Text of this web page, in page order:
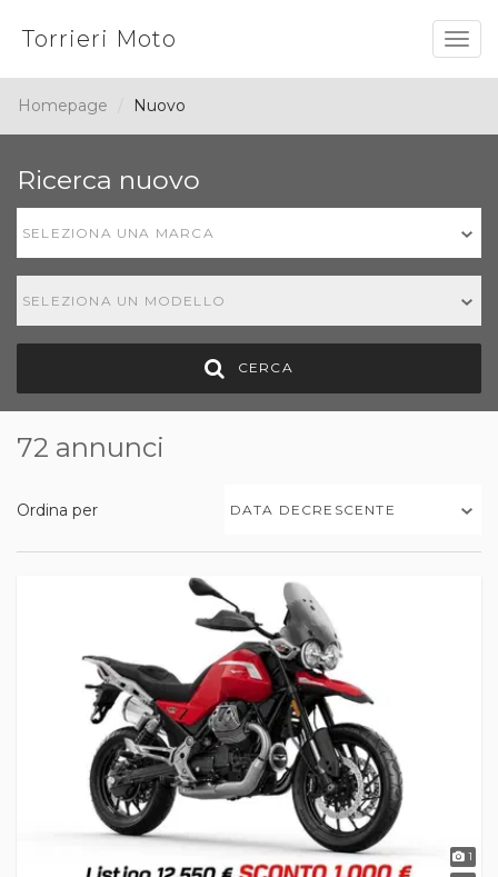
Torrieri Moto
Homepage Nuovo
Ricerca nuovo
SELEZIONA UNA MARCA
SELEZIONA UN MODELLO
CERCA
72 annunci
Ordina per DATA DECRESCENTE
1